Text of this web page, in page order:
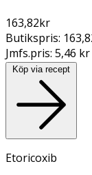
163,82kr
Butikspris:
Jmfs.pris: 5,46
Köp via recept
Etoricoxib